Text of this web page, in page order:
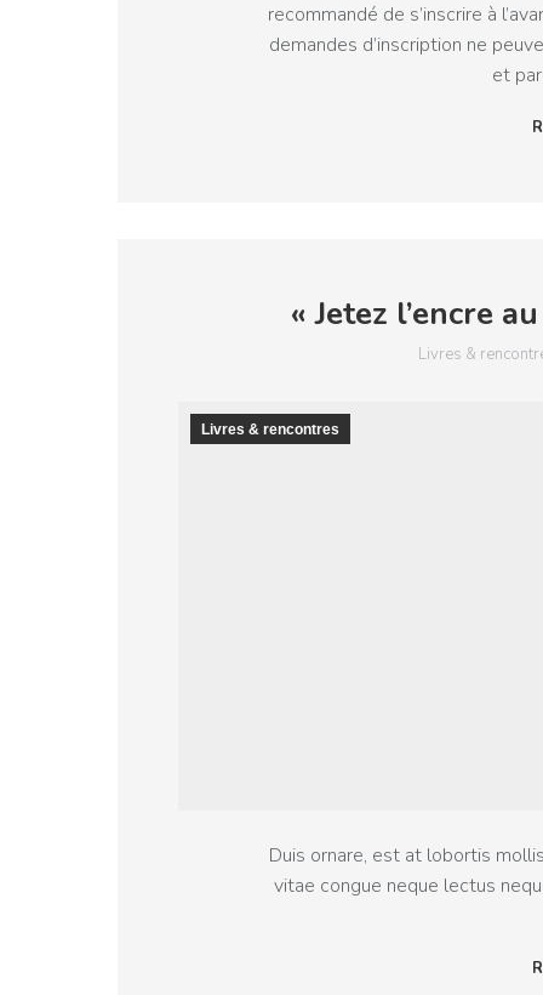
recommandé de s’inscrire à
demandes d’inscription ne
et
« Jetez l’encre
Livres &
Livres & rencontres
Duis ornare, est at lobortis
vitae congue neque lectus